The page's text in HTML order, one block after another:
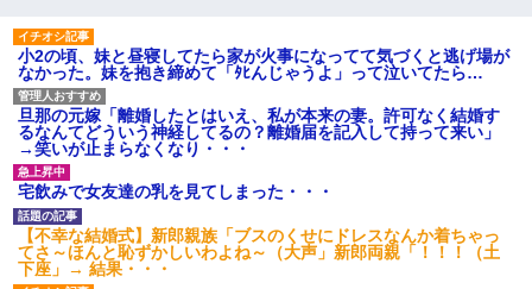
私「初めて飲む味だけどなん
のお茶？」彼「ちっ！」私「」
【GIF】JSのカンチョーワロ
タ
後続車にクラクションを鳴ら
され彼氏が逆切れ。「何クラク
ション鳴らしてんだ！降りてこ
いよ！」と怒鳴りだし...
【衝撃】報酬100万円超の治験
募集がこちらｗｗｗｗｗ(※画像
あり)
【ネット騒然】惨殺されたタ
ワマン頂き女子のこの動画、す
小2の頃、妹と昼寝してたら家が火事になってて気づくと逃げ場が
なかった。妹を抱き締めて「ﾀﾋんじゃうよ」って泣いてたら…
旦那の元嫁「離婚したとはいえ、私が本来の妻。許可なく結婚す
るなんてどういう神経してるの？離婚届を記入して持って来い」
→笑いが止まらなくなり・・・
宅飲みで女友達の乳を見てしまった・・・
【不幸な結婚式】新郎親族「ブスのくせにドレスなんか着ちゃっ
てさ～ほんと恥ずかしいわよね～（大声」新郎両親「！！！（土
下座」→ 結果・・・